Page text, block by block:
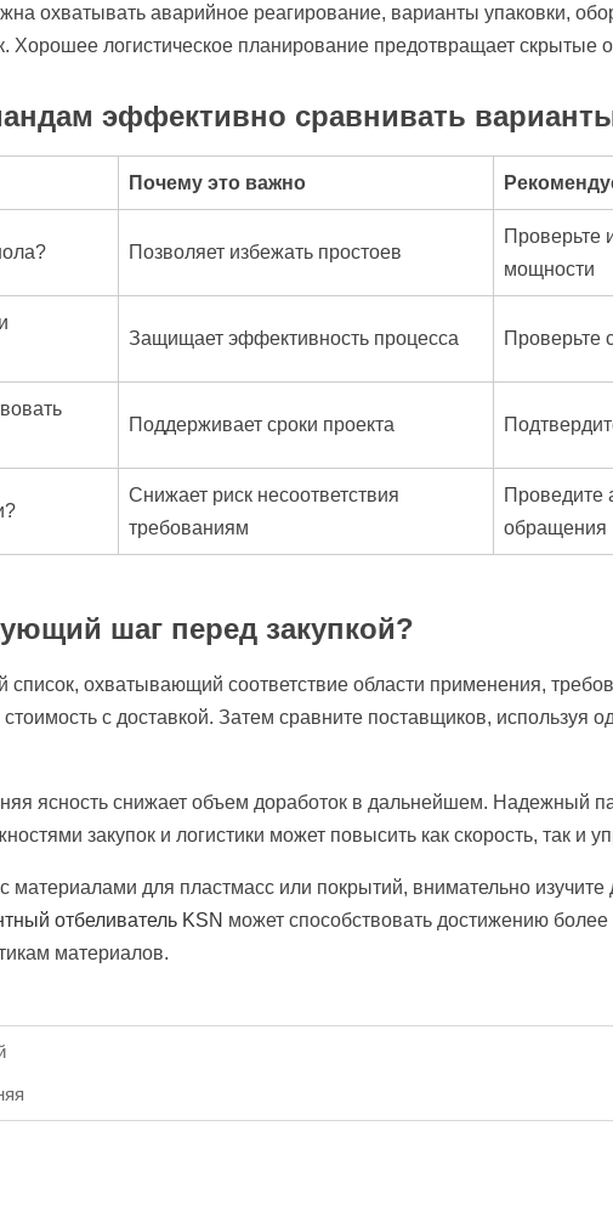
охватывать аварийное реагирование, варианты упаковки,
Хорошее логистическое планирование предотвращает скрытые
эффективно сравнивать
Почему это важно
Позволяет избежать простоев
Проверьте
мощности
Защищает эффективность процесса Проверьте
Поддерживает сроки проекта
Снижает риск несоответствия
требованиям
Проведите
обращения
шаг перед закупкой?
список, охватывающий соответствие области применения,
с доставкой. Затем сравните поставщиков, используя
ясность снижает объем доработок в дальнейшем. Надежный
закупок и логистики может повысить как скорость, так и
материалами для пластмасс или покрытий, внимательно
отбеливатель KSN может способствовать достижению
материалов.